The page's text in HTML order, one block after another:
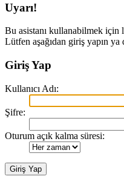
Uyarı!
Bu asistanı kullanabilmek için
Lütfen aşağıdan giriş yapın
Giriş Yap
Kullanıcı Adı:
Şifre:
Oturum açık kalma süresi: